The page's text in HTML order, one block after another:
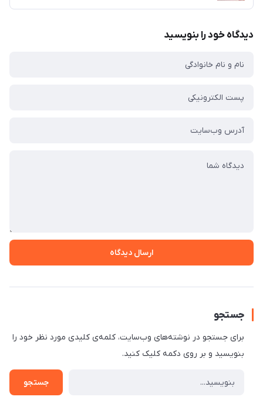
دیدگاه خود را بنویسید
ارسال دیدگاه
جستجو
برای جستجو در نوشته‌های وب‌سایت، کلمه‌ی کلیدی مورد نظر خود را
بنویسید و بر روی دکمه کلیک کنید.
جستجو